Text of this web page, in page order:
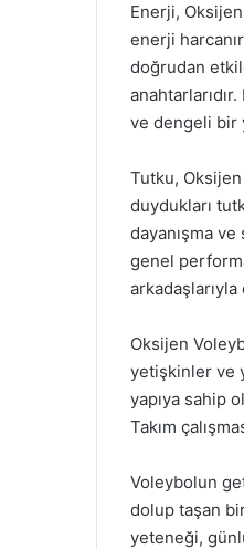
Enerji,
enerji
doğrudan
ve dengeli bir
Tutku,
duydukları
dayanışma
genel
Oksijen
yetişkinler ve
yapıya sahip
Takım
Voleybolun
dolup taşan
yeteneği,